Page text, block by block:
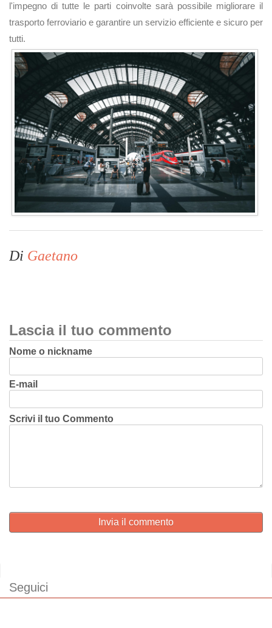
l'impegno di tutte le parti coinvolte sarà possibile migliorare il
trasporto ferroviario e garantire un servizio efficiente e sicuro per
tutti.
Di Gaetano
Lascia il tuo commento
Nome o nickname
E-mail
Scrivi il tuo Commento
Invia il commento
Seguici